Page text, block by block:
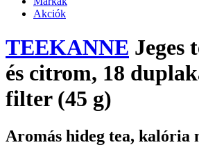
Akciók
TEEKANNE Jeges
és citrom, 18
filter (45 g)
Aromás hideg tea, kalória